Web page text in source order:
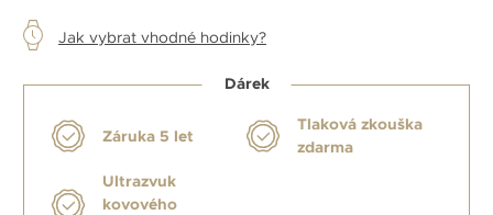
Jak vybrat vhodné hodinky?
Dárek
Záruka 5 let
Tlaková zkouška
zdarma
Ultrazvuk
kovového